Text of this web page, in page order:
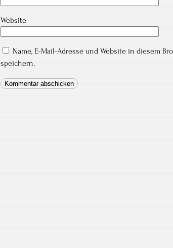
Website
Name, E-Mail-Adresse und Website in diesem
speichern.